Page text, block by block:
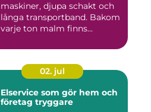
maskiner, djupa schakt och
långa transportband. Bakom
varje ton malm finns...
02. jul
Elservice som gör hem och
företag tryggare